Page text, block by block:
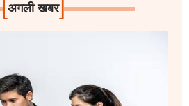
[अगली खबर]